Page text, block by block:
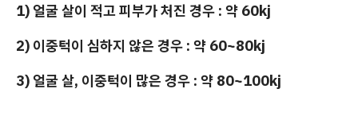
1) 얼굴 살이 적고 피부가 처진 경우 : 약 60kj
2) 이중턱이 심하지 않은 경우 : 약 60~80kj
3) 얼굴 살, 이중턱이 많은 경우 : 약 80~100kj